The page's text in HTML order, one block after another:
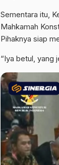
Sementara itu,
Mahkamah
Pihaknya siap
“Iya betul, yang